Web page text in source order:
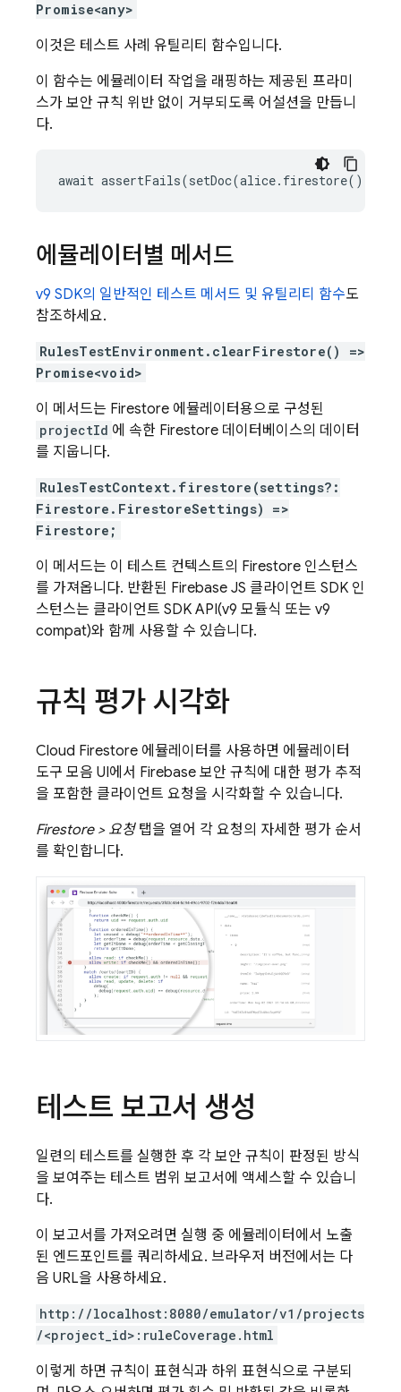
Promise<any>
이것은 테스트 사례 유틸리티 함수입니다.
이 함수는 에뮬레이터 작업을 래핑하는 제공된 프라미
스가 보안 규칙 위반 없이 거부되도록 어설션을 만듭니
다.
await assertFails(setDoc(alice.firestore(),
에뮬레이터별 메서드
v9 SDK의 일반적인 테스트 메서드 및 유틸리티 함수도
참조하세요.
RulesTestEnvironment.clearFirestore() =>
Promise<void>
이 메서드는 Firestore 에뮬레이터용으로 구성된
projectId 에 속한 Firestore 데이터베이스의 데이터
를 지웁니다.
RulesTestContext.firestore(settings?:
Firestore.FirestoreSettings) =>
Firestore;
이 메서드는 이 테스트 컨텍스트의 Firestore 인스턴스
를 가져옵니다. 반환된 Firebase JS 클라이언트 SDK 인
스턴스는 클라이언트 SDK API(v9 모듈식 또는 v9
compat)와 함께 사용할 수 있습니다.
규칙 평가 시각화
Cloud Firestore 에뮬레이터를 사용하면 에뮬레이터
도구 모음 UI에서 Firebase 보안 규칙에 대한 평가 추적
을 포함한 클라이언트 요청을 시각화할 수 있습니다.
Firestore > 요청탭을 열어 각 요청의 자세한 평가 순서
를 확인합니다.
테스트 보고서 생성
일련의 테스트를 실행한 후 각 보안 규칙이 판정된 방식
을 보여주는 테스트 범위 보고서에 액세스할 수 있습니
다.
이 보고서를 가져오려면 실행 중 에뮬레이터에서 노출
된 엔드포인트를 쿼리하세요. 브라우저 버전에서는 다
음 URL을 사용하세요.
http://localhost:8080/emulator/v1/projects
/<project_id>:ruleCoverage.html
이렇게 하면 규칙이 표현식과 하위 표현식으로 구분되